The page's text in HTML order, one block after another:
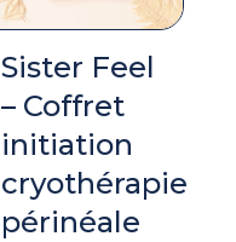
Sister Feel
– Coffret
initiation
cryothérapie
périnéale